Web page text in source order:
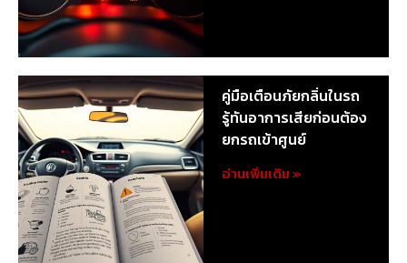
คู่มือเตือนภัยกลิ่นในรถ
รู้ทันอาการเสียก่อนต้อง
ยกรถเข้าศูนย์
อ่านเพิ่มเติม »